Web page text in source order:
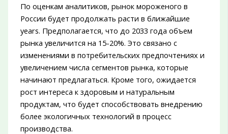
По оценкам аналитиков, рынок мороженого в
России будет продолжать расти в ближайшие
years. Предполагается, что до 2033 года объем
рынка увеличится на 15-20%. Это связано с
изменениями в потребительских предпочтениях и
увеличением числа сегментов рынка, которые
начинают предлагаться. Кроме того, ожидается
рост интереса к здоровым и натуральным
продуктам, что будет способствовать внедрению
более экологичных технологий в процесс
производства.